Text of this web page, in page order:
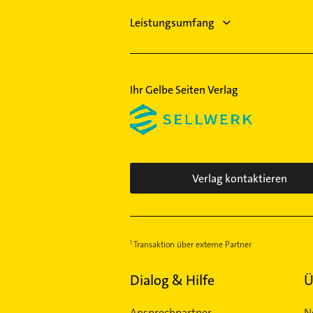
Leistungsumfang
Ihr Gelbe Seiten Verlag
Verlag kontaktieren
Transaktion über externe Partner
Dialog & Hilfe